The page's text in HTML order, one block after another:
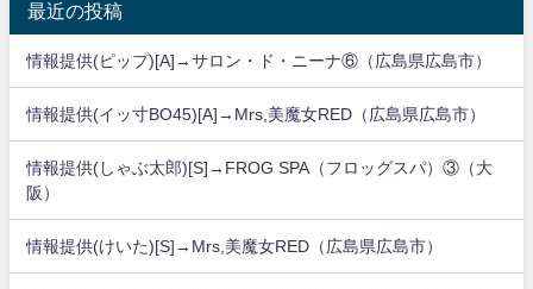
最近の投稿
情報提供(ピップ)[A]→サロン・ド・ニーナ⑥（広島県広島市）
情報提供(イッ寸BO45)[A]→Mrs,美魔女RED（広島県広島市）
情報提供(しゃぶ太郎)[S]→FROG SPA（フロッグスパ）③（大
阪）
情報提供(けいた)[S]→Mrs,美魔女RED（広島県広島市）